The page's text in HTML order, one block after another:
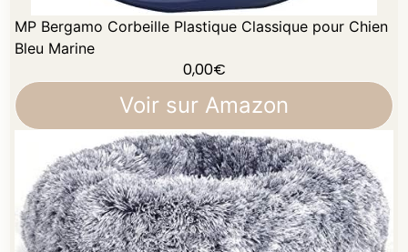
MP Bergamo Corbeille Plastique Classique pour Chien
Bleu Marine
0,00€
Voir sur Amazon